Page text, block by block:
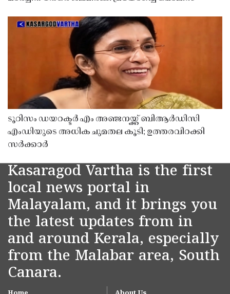
ടൂറിസം ഡയറക്ടർ എം അഞ്ജനയ്ക്ക് ബിആർഡിസി
എംഡിയുടെ അധിക ചുമതല കൂടി; ഉത്തരവിറക്കി
സർക്കാർ
Kasaragod Vartha is the first
local news portal in
Malayalam, and it brings you
the latest updates from in
and around Kerala, especially
from the Malabar area, South
Canara.